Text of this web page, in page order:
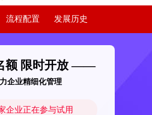
流程配置 发展历史